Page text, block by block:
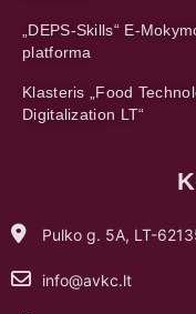
„DEPS-Skills“ E-
platforma
Klasteris „Food
Digitalization LT“
Pulko g. 5A, LT-
info@avkc.lt